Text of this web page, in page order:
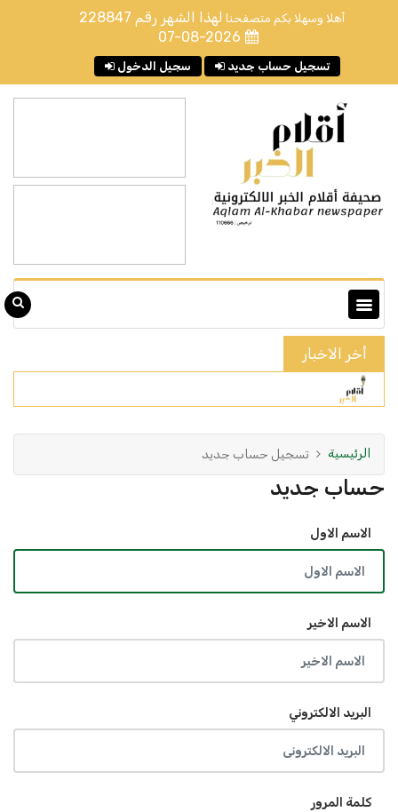
أهلا وسهلا بكم متصفحنا لهذا الشهر رقم 228847
07-08-2026
سجيل الدخول تسجيل حساب جديد
أخر الاخبار
الرئيسية تسجيل حساب جديد
حساب جديد
الاسم الاول
الاسم الاخير
البريد الالكتروني
كلمة المرور